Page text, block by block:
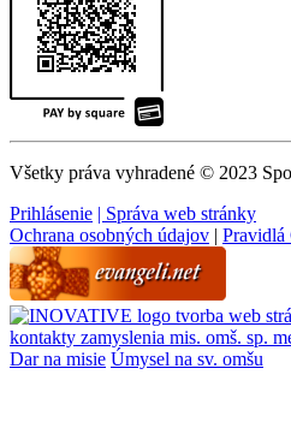
Všetky práva vyhradené © 2023
Prihlásenie | Správa web stránky
Ochrana osobných údajov | Pravidlá
tvorba web
kontakty zamyslenia mis. omš. sp.
Dar na misie Úmysel na sv. omšu